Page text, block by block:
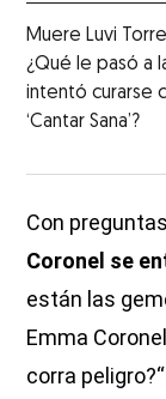
Muere Luvi
¿Qué le pasó a
intentó curarse
‘Cantar Sana’?
Con
Coronel se
están las
Emma
corra